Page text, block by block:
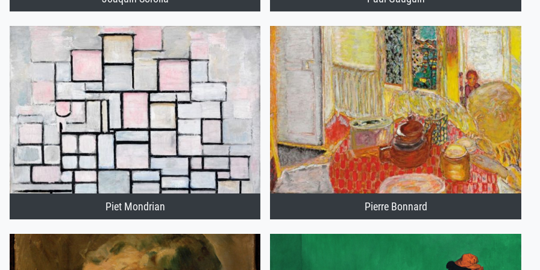
Piet Mondrian Pierre Bonnard